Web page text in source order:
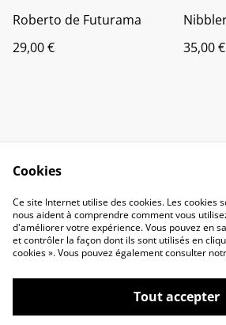
Roberto de Futurama
29,00 €
35,00 €
Contact Us
Privacy Policy
©2026Gekko Wood, 100% Geek
Cookies
Ce site Internet utilise des cookies. Les cookies
nous aident à comprendre comment vous
d'améliorer votre expérience. Vous pouvez en
et contrôler la façon dont ils sont utilisés en
cookies ». Vous pouvez également consulter
Tout accepter